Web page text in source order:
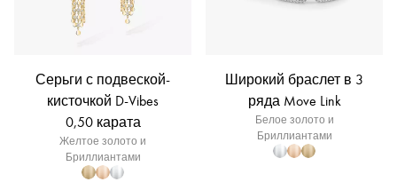
Серьги с подвеской-
кисточкой D-Vibes
0,50 карата
Желтое золото и
Бриллиантами
Широкий браслет в 3
ряда Move Link
Белое золото и
Бриллиантами